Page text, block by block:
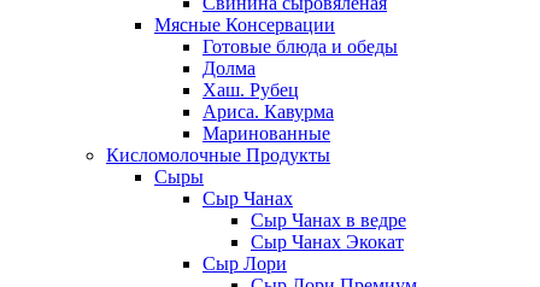
Мясные Консервации
Готовые блюда и обеды
Долма
Хаш. Рубец
Ариса. Кавурма
Маринованные
Кисломолочные Продукты
Сыры
Сыр Чанах
Сыр Чанах в ведре
Сыр Чанах Экокат
Сыр Лори